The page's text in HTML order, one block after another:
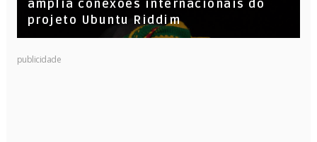
amplia conexões internacionais do
projeto Ubuntu Riddim
publicidade